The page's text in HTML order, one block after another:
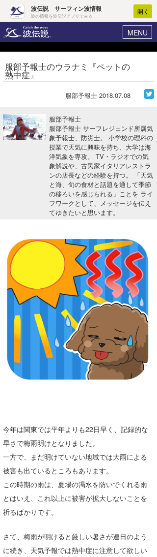
波伝説 サーフィン波情報
波の情報を波伝説アプリでみる
開く
MENU
ヘルプ マイホーム
ログイン
波情報･概況
WAVE HUNTER波予想ツール
サーフィンエリアガイド
会員メニュー
服部予報士のウラナミ『ペットの
熱中症』
服部予報士 2018.07.08
服部予報士
服部予報士 サーフレジェンド所属気
象予報士、防災士。 小学校の理科の
授業で天気に興味を持ち、大学は海
洋気象を専攻。 TV・ラジオでの気
象解説や、古民家イタリアレストラ
ンの店長などの経験を持つ。 「天気
と海、旬の食材と話題を通して季節
の移ろいを感じられる」ことを ライ
フワークとして、メッセージを伝え
てゆきたいと思います。
今年は関東では平年よりも22日早く、記録的な
早さで梅雨明けとなりました。
一方で、まだ明けていない地域では大雨による
被害も出ているところもあります。
この時期の雨は、夏場の渇水を防いでくれる雨
とはいえ、これ以上に被害が拡大しないことを
祈るばかりです。
さて、梅雨が明けると厳しい暑さが連日のよう
に続き、天気予報では熱中症に注意して欲しい
Core Surf Japan
アート＆エンタメ
ショップ情報
ショップ情報
千葉北
千葉南
四国
その他
ルール＆How to
VOTE!
サーファーズ
ライター/寄稿メディア
Naoya Kimoto
Yasunari Inoue
Yoshiyuki Obata
arukasvision
メディア
Colors MAGAZINE
WAVAL
波伝説アンバサダー/プロライダー
福島寿実子
中浦“JET”章
嵯峨明日香
波伝説スタッフ
☆加藤
+☆maki☆+
波伝説